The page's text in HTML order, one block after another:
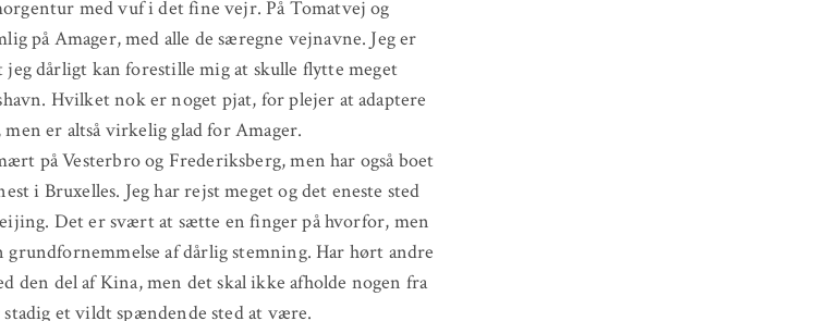
med vuf i det fine vejr. På Tomatvej og
på Amager, med alle de særegne vejnavne. Jeg er
jeg dårligt kan forestille mig at skulle flytte meget
Hvilket nok er noget pjat, for plejer at adaptere
er altså virkelig glad for Amager.
på Vesterbro og Frederiksberg, men har også boet
i Bruxelles. Jeg har rejst meget og det eneste sted
Det er svært at sætte en finger på hvorfor, men
grundfornemmelse af dårlig stemning. Har hørt andre
den del af Kina, men det skal ikke afholde nogen fra
et vildt spændende sted at være.